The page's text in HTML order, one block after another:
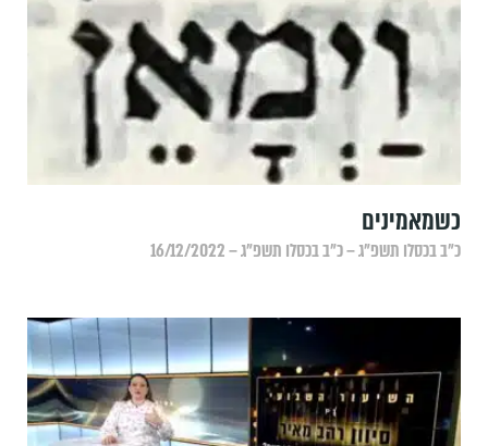
‏כשמאמינים
כ״ב בכסלו תשפ״ג – כ״ב בכסלו תשפ״ג – 16/12/2022